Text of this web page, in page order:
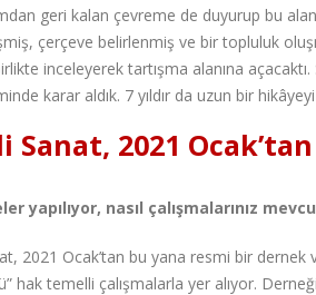
geri kalan çevreme de duyurup bu
çerçeve belirlenmiş ve bir topluluk
inceleyerek tartışma alanına
karar aldık. 7 yıldır da uzun bir
Sanat, 2021
yapılıyor, nasıl çalışmalarınız
2021 Ocak’tan bu yana resmi bir
hak temelli çalışmalarla yer alıyor.